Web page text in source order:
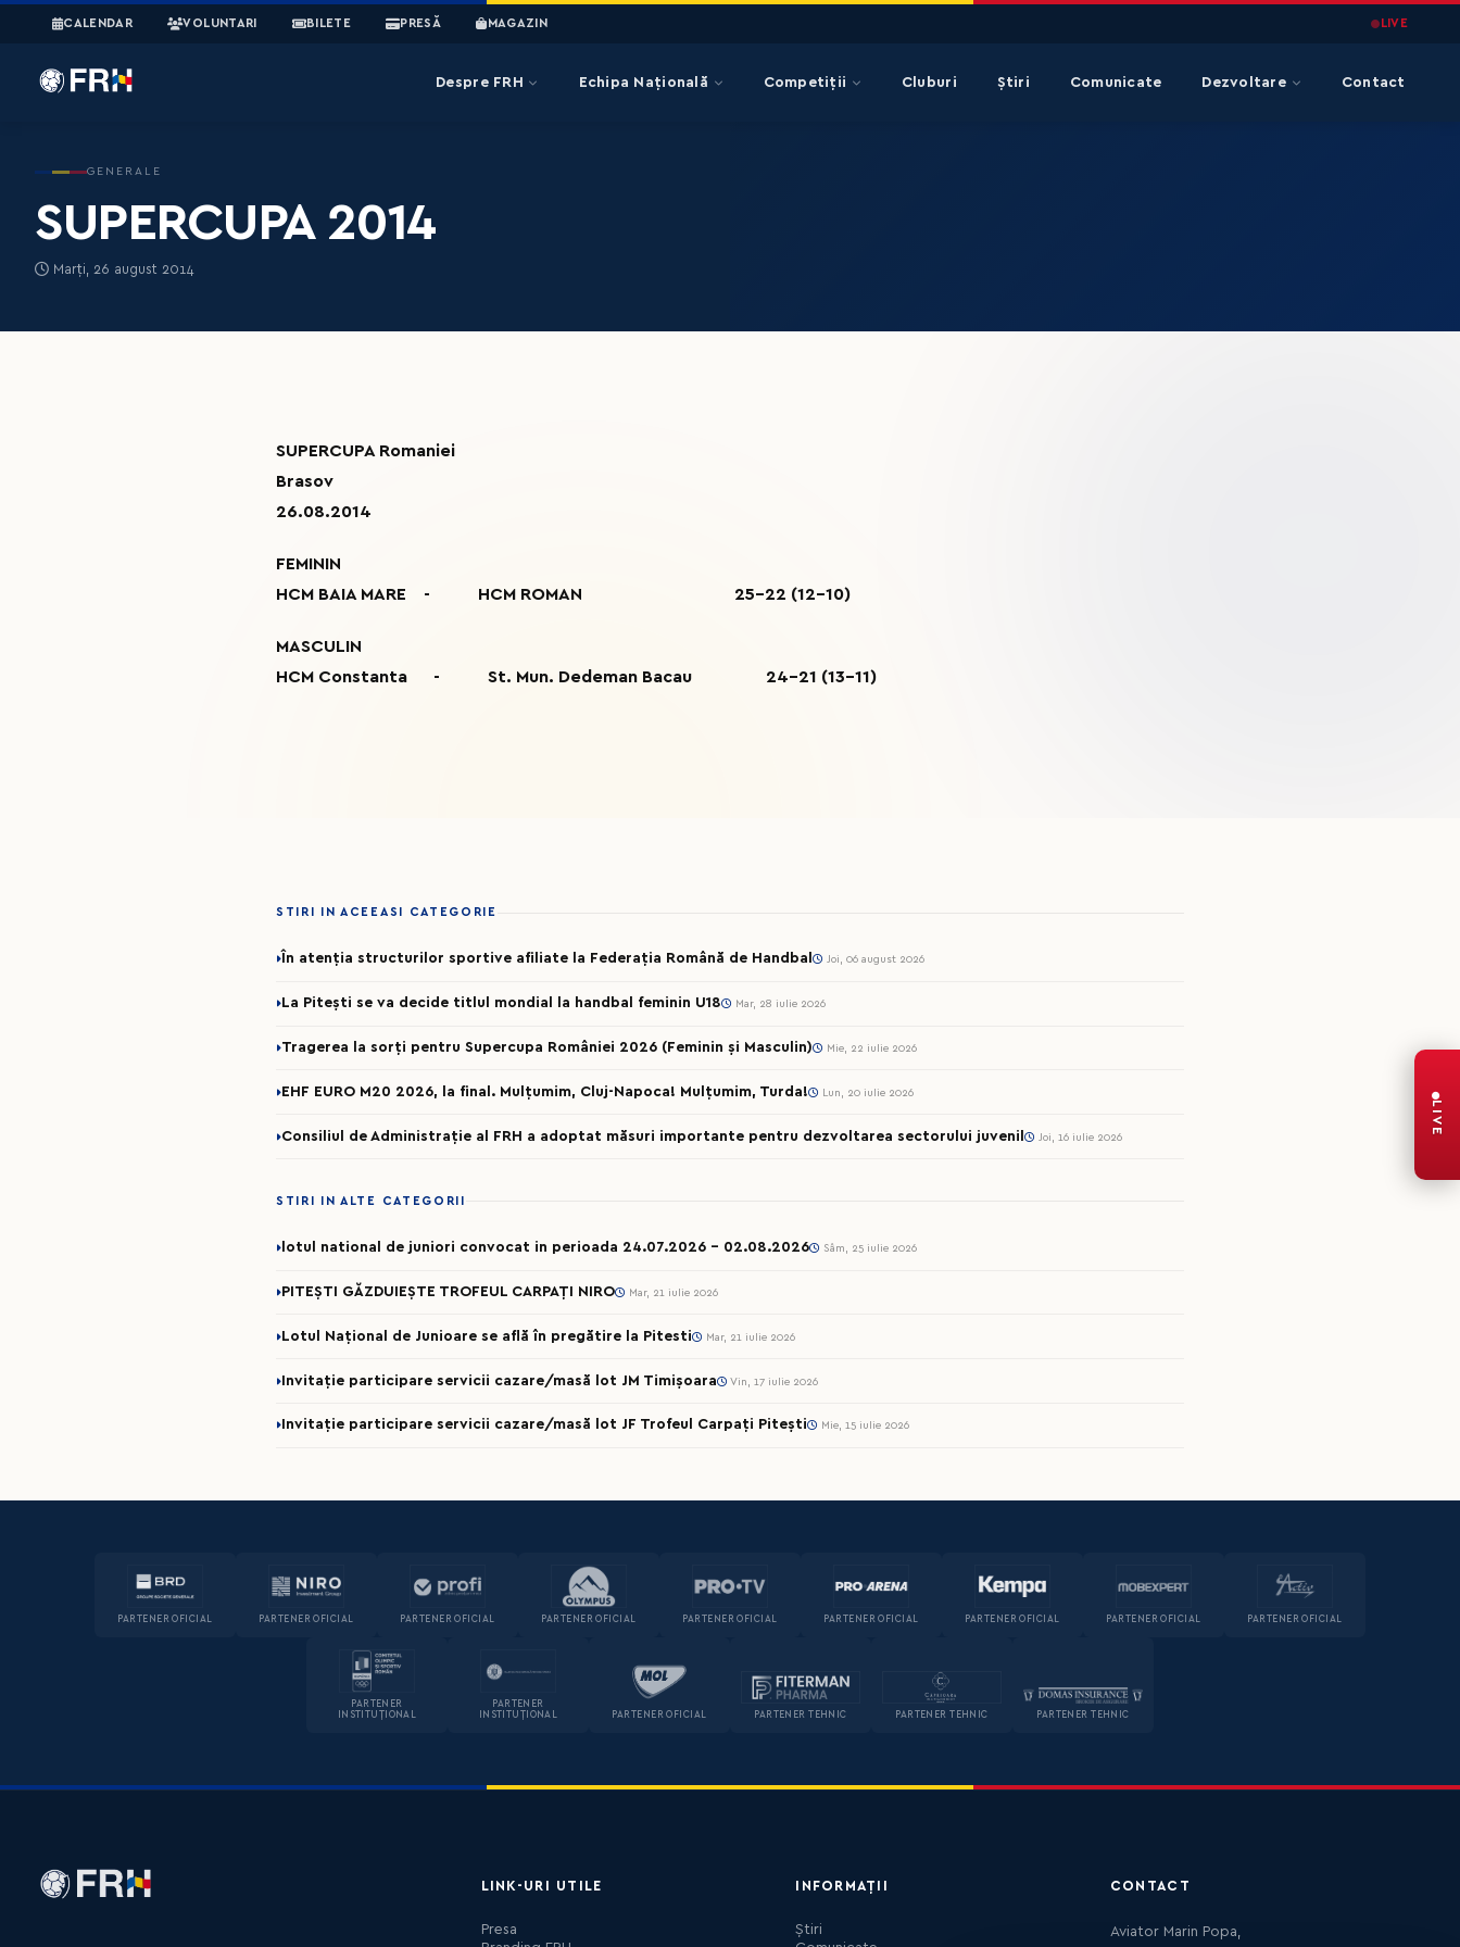
CALENDAR VOLUNTARI BILETE PRESĂ MAGAZIN LIVE
Despre FRH Echipa Națională Competiții Cluburi Știri Comunicate Dezvoltare Contact
GENERALE
SUPERCUPA 2014
Marți, 26 august 2014
SUPERCUPA Romaniei
Brasov
26.08.2014
FEMININ
HCM BAIA MARE - HCM ROMAN 25-22 (12-10)
MASCULIN
HCM Constanta - St. Mun. Dedeman Bacau
24-21 (13-11)
STIRI IN ACEEASI CATEGORIE
În atenția structurilor sportive afiliate la Federația Română de Handbal Joi, 06 august 2026
La Pitești se va decide titlul mondial la handbal feminin U18 Mar, 28 iulie 2026
Tragerea la sorți pentru Supercupa României 2026 (Feminin și Masculin) Mie, 22 iulie 2026
EHF EURO M20 2026, la final. Mulțumim, Cluj-Napoca! Mulțumim, Turda! Lun, 20 iulie 2026
Consiliul de Administrație al FRH a adoptat măsuri importante pentru dezvoltarea sectorului juvenil Joi, 16 iulie 2026
STIRI IN ALTE CATEGORII
lotul national de juniori convocat in perioada 24.07.2026 – 02.08.2026 Sâm, 25 iulie 2026
PITEȘTI GĂZDUIEȘTE TROFEUL CARPAȚI NIRO Mar, 21 iulie 2026
Lotul Național de Junioare se află în pregătire la Pitesti Mar, 21 iulie 2026
Invitație participare servicii cazare/masă lot JM Timișoara Vin, 17 iulie 2026
Invitație participare servicii cazare/masă lot JF Trofeul Carpați Pitești Mie, 15 iulie 2026
PARTENER OFICIAL PARTENER OFICIAL PARTENER OFICIAL PARTENER OFICIAL PARTENER OFICIAL PARTENER OFICIAL PARTENER OFICIAL PARTENER OFICIAL PARTENER OFICIAL
PARTENER
INSTITUȚIONAL
PARTENER
INSTITUȚIONAL
PARTENER OFICIAL PARTENER TEHNIC PARTENER TEHNIC PARTENER TEHNIC
LIVE
LINK-URI UTILE
Presa
INFORMAȚII
Știri
CONTACT
Aviator Marin Popa,